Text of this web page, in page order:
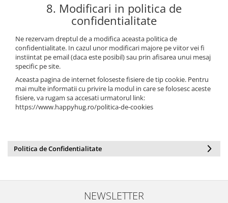
8. Modificari in politica de
confidentialitate
Ne rezervam dreptul de a modifica aceasta politica de
confidentialitate. In cazul unor modificari majore pe viitor vei fi
instiintat pe email (daca este posibil) sau prin afisarea unui mesaj
specific pe site.
Aceasta pagina de internet foloseste fisiere de tip cookie. Pentru
mai multe informatii cu privire la modul in care se folosesc aceste
fisiere, va rugam sa accesati urmatorul link:
https://www.happyhug.ro/politica-de-cookies
Politica de Confidentialitate
NEWSLETTER